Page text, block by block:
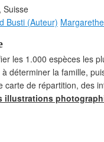
Suisse
Busti (Auteur)
les 1.000 espèces les
déterminer la famille,
carte de répartition, des
illustrations